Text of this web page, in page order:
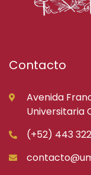
Contacto
Avenida
Universitaria
(+52) 443